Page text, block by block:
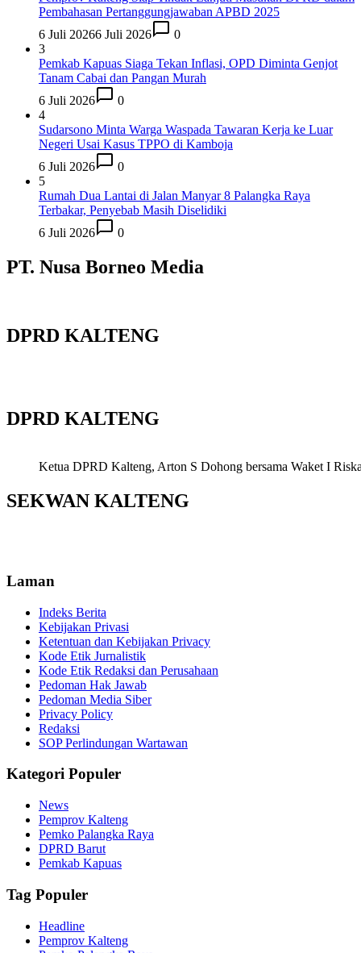
Pembahasan Pertanggungjawaban APBD 2025
6 Juli 20266 Juli 2026
0
3
Pemkab Kapuas Siaga Tekan Inflasi, OPD Diminta Genjot
Tanam Cabai dan Pangan Murah
6 Juli 2026
0
4
Sudarsono Minta Warga Waspada Tawaran Kerja ke Luar
Negeri Usai Kasus TPPO di Kamboja
6 Juli 2026
0
5
Rumah Dua Lantai di Jalan Manyar 8 Palangka Raya
Terbakar, Penyebab Masih Diselidiki
6 Juli 2026
0
PT. Nusa Borneo Media
DPRD KALTENG
DPRD KALTENG
Ketua DPRD Kalteng, Arton S Dohong bersama Waket I
SEKWAN KALTENG
Laman
Indeks Berita
Kebijakan Privasi
Ketentuan dan Kebijakan Privacy
Kode Etik Jurnalistik
Kode Etik Redaksi dan Perusahaan
Pedoman Hak Jawab
Pedoman Media Siber
Privacy Policy
Redaksi
SOP Perlindungan Wartawan
Kategori Populer
News
Pemprov Kalteng
Pemko Palangka Raya
DPRD Barut
Pemkab Kapuas
Tag Populer
Headline
Pemprov Kalteng